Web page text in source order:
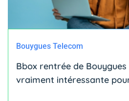
Bouygues Telecom
Bbox rentrée de
vraiment intéressante